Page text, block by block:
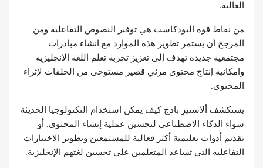
العالية.
من نقاط قوة البودكاست هي توفير النصوص التفاعلية ومن
المرجح أن يستمر تطوير هذه الموارد مع انشاء مبادرات
مجتمعية جديدة تهدف إلى تعزيز تجربة تعلم اللغة الإنجليزية
وامكانية إنتاج محتوى مرئي قصير مستوحى من الحلقات لإثراء
المحتوى.
يستكشف ألاستير بادج كيف يمكن استخدام التكنولوجيا الحديثة
سواء الذكاء الاصطناعي لتحسين عملية إنشاء المحتوى. أو
تقديم أدوات تعليمية أكثر فعالية للمستمعين وتطوير الاختبارات
التفاعليه التي تساعد المتعلمين على تحسين لغتهم الإنجليزية.